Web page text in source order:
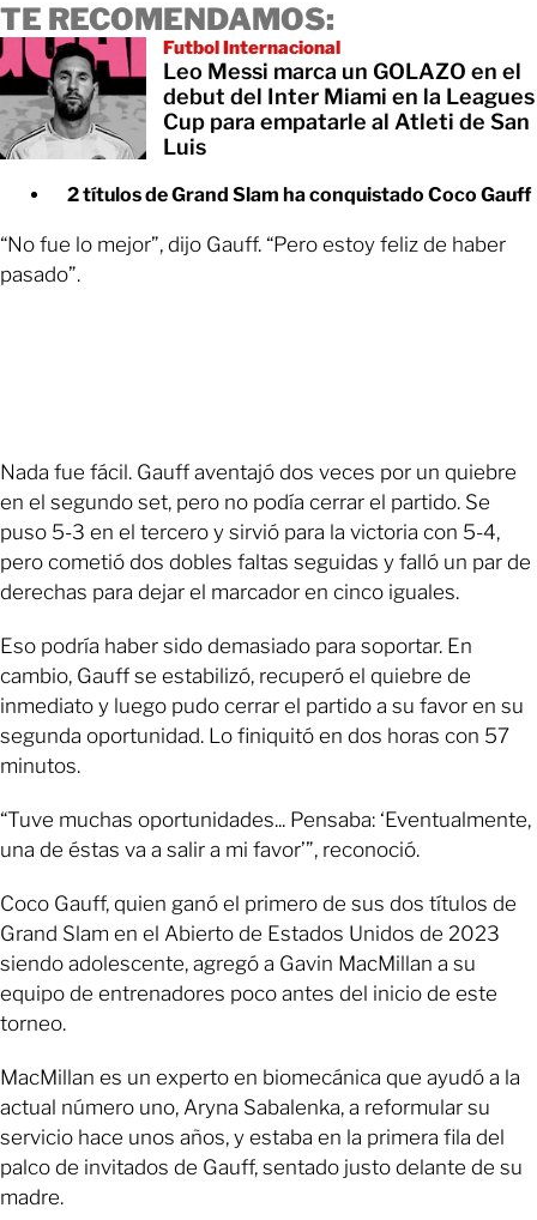
TE RECOMENDAMOS:
Futbol Internacional
Leo Messi marca un GOLAZO en el
debut del Inter Miami en la Leagues
Cup para empatarle al Atleti de San
Luis
2 títulos de Grand Slam ha conquistado Coco Gauff
“No fue lo mejor”, dijo Gauff. “Pero estoy feliz de haber
pasado”.
Nada fue fácil. Gauff aventajó dos veces por un quiebre
en el segundo set, pero no podía cerrar el partido. Se
puso 5-3 en el tercero y sirvió para la victoria con 5-4,
pero cometió dos dobles faltas seguidas y falló un par de
derechas para dejar el marcador en cinco iguales.
Eso podría haber sido demasiado para soportar. En
cambio, Gauff se estabilizó, recuperó el quiebre de
inmediato y luego pudo cerrar el partido a su favor en su
segunda oportunidad. Lo finiquitó en dos horas con 57
minutos.
“Tuve muchas oportunidades... Pensaba: ‘Eventualmente,
una de éstas va a salir a mi favor’”, reconoció.
Coco Gauff, quien ganó el primero de sus dos títulos de
Grand Slam en el Abierto de Estados Unidos de 2023
siendo adolescente, agregó a Gavin MacMillan a su
equipo de entrenadores poco antes del inicio de este
torneo.
MacMillan es un experto en biomecánica que ayudó a la
actual número uno, Aryna Sabalenka, a reformular su
servicio hace unos años, y estaba en la primera fila del
palco de invitados de Gauff, sentado justo delante de su
madre.